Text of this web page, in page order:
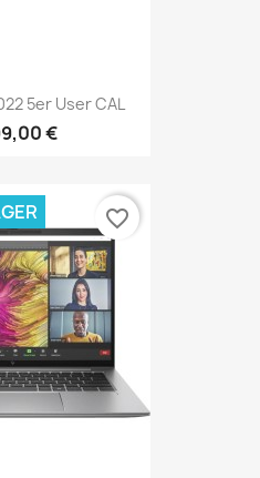
5er User CAL
€
favorite_border